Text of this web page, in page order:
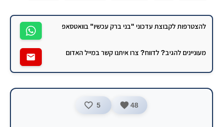
להצטרפות לקבוצת עדכוני "בני ברק עכשיו" בוואטסאפ
מעוניינים להגיב? לדווח? צרו איתנו קשר במייל האדום
48
5